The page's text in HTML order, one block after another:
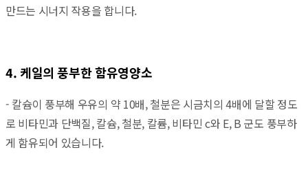
만드는 시너지 작용을 합니다.
4. 케일의 풍부한 함유영양소
- 칼슘이 풍부해 우유의 약 10배, 철분은 시금치의 4배에 달할 정도
로 비타민과 단백질, 칼슘, 철분, 칼륨, 비타민 c와 E, B 군도 풍부하
게 함유되어 있습니다.